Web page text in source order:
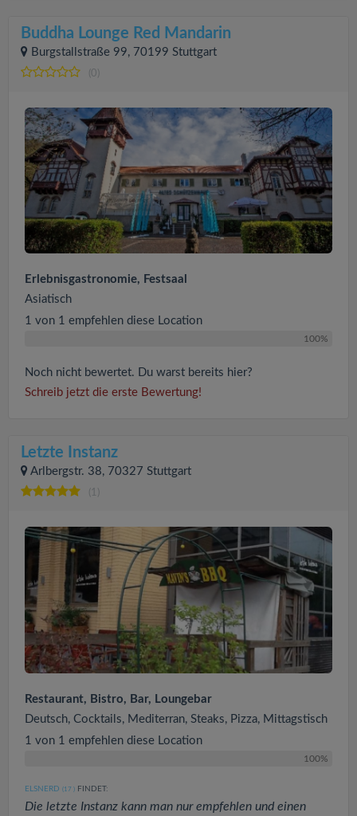
Buddha Lounge Red Mandarin
Burgstallstraße 99, 70199 Stuttgart
(0)
Erlebnisgastronomie, Festsaal
Asiatisch
1 von 1 empfehlen diese Location
100%
Noch nicht bewertet. Du warst bereits hier?
Schreib jetzt die erste Bewertung!
Letzte Instanz
Arlbergstr. 38, 70327 Stuttgart
Restaurant, Bistro, Bar, Loungebar
Deutsch, Cocktails, Mediterran, Steaks, Pizza, Mittagstisch
1 von 1 empfehlen diese Location
100%
ELSNERD (17 ) FINDET:
Die letzte Instanz kann man nur empfehlen und einen